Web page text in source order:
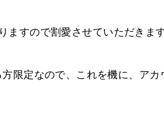
ますので割愛させていただきま
限定なので、これを機に、アカ